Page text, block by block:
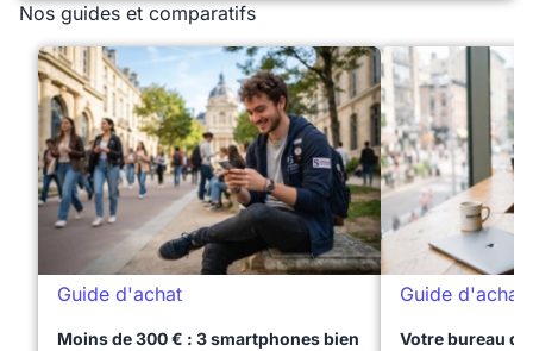
Nos guides et comparatifs
Guide d'achat
Moins de 300 € : 3 smartphones bien
Guide d'achat
Votre bureau